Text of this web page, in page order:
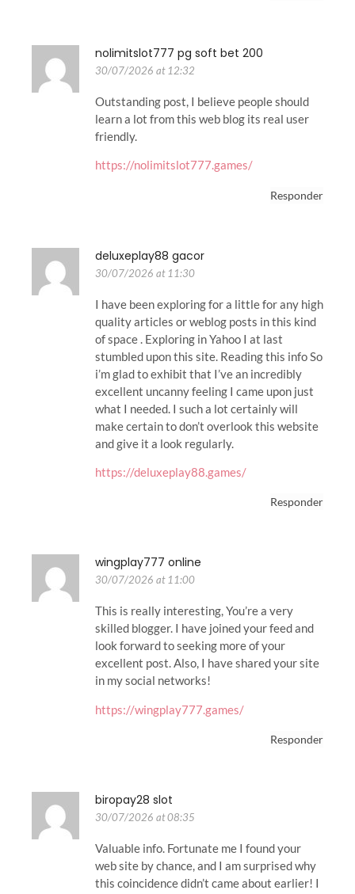
nolimitslot777 pg soft bet 200
30/07/2026 at 12:32
Outstanding post, I believe people should
learn a lot from this web blog its real user
friendly.
https://nolimitslot777.games/
Responder
deluxeplay88 gacor
30/07/2026 at 11:30
I have been exploring for a little for any high
quality articles or weblog posts in this kind
of space . Exploring in Yahoo I at last
stumbled upon this site. Reading this info So
i’m glad to exhibit that I’ve an incredibly
excellent uncanny feeling I came upon just
what I needed. I such a lot certainly will
make certain to don’t overlook this website
and give it a look regularly.
https://deluxeplay88.games/
Responder
wingplay777 online
30/07/2026 at 11:00
This is really interesting, You’re a very
skilled blogger. I have joined your feed and
look forward to seeking more of your
excellent post. Also, I have shared your site
in my social networks!
https://wingplay777.games/
Responder
biropay28 slot
30/07/2026 at 08:35
Valuable info. Fortunate me I found your
web site by chance, and I am surprised why
this coincidence didn’t came about earlier! I